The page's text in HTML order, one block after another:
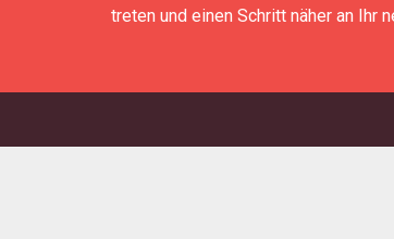
treten und einen Schritt näher an Ihr